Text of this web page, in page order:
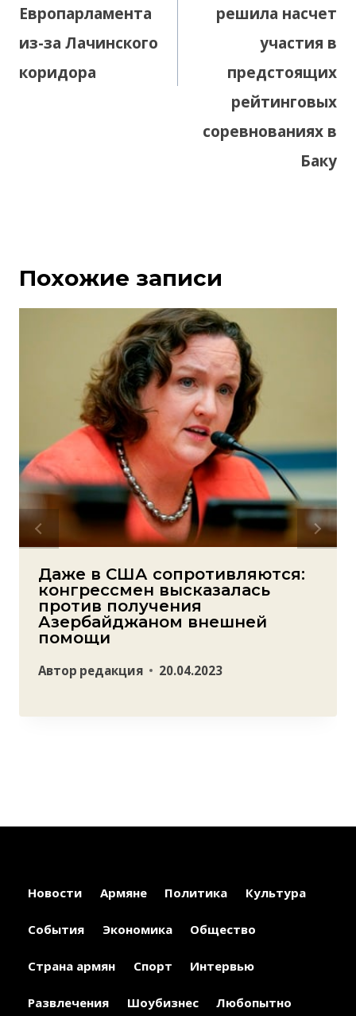
Европарламента
из-за Лачинского
коридора
решила насчет
участия в
предстоящих
рейтинговых
соревнованиях в
Баку
Похожие записи
Даже в США сопротивляются:
конгрессмен высказалась
против получения
Азербайджаном внешней
помощи
Автор редакция 20.04.2023
Новости Армяне Политика Культура
События Экономика Общество
Страна армян Спорт Интервью
Развлечения Шоубизнес Любопытно